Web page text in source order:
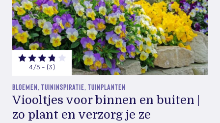
4/5 - (3)
BLOEMEN, TUININSPIRATIE, TUINPLANTEN
Viooltjes voor binnen en buiten |
zo plant en verzorg je ze